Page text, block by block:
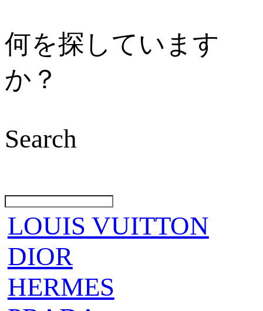
何を探しています
か？
Search
LOUIS VUITTON
DIOR
HERMES